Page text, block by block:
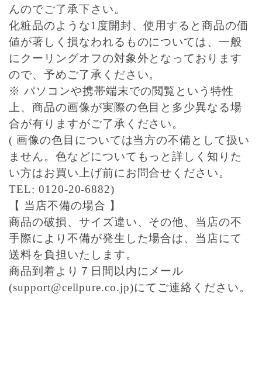
んのでご了承下さい。
化粧品のような1度開封、使用すると商品の価
値が著しく損なわれるものについては、一般
にクーリングオフの対象外となっております
ので、予めご了承ください。
※ パソコンや携帯端末での閲覧という特性
上、商品の画像が実際の色目と多少異なる場
合が有りますがご了承ください。
( 画像の色目については当方の不備として扱い
ません。色などについてもっと詳しく知りた
い方はお買い上げ前にお問合せください。
TEL: 0120-20-6882)
【 当店不備の場合 】
商品の破損、サイズ違い、その他、当店の不
手際により不備が発生した場合は、当店にて
送料を負担いたします。
商品到着より７日間以内にメール
(support@cellpure.co.jp)にてご連絡ください。